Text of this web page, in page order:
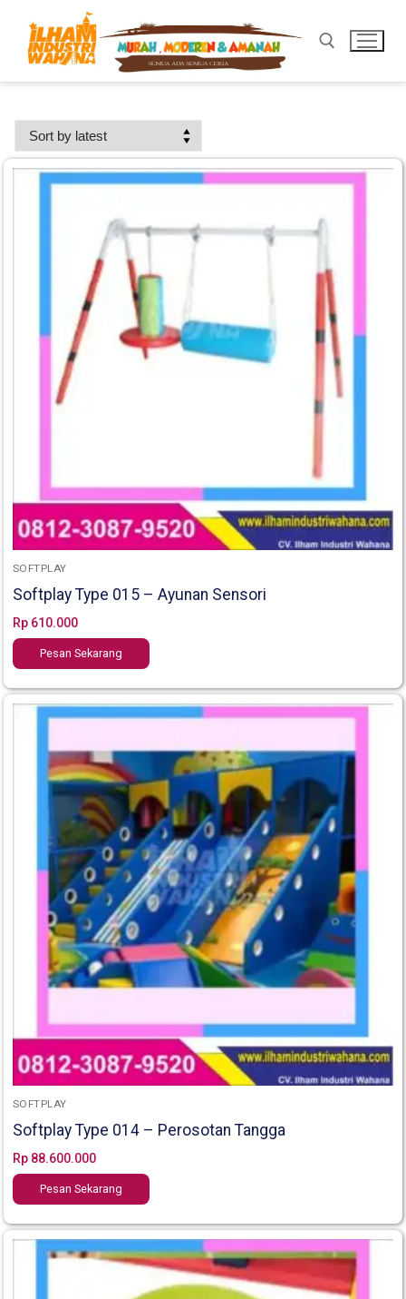
SOFTPLAY
Softplay Type 015 – Ayunan Sensori
Rp610.000
Pesan Sekarang
SOFTPLAY
Softplay Type 014 – Perosotan Tangga
Rp88.600.000
Pesan Sekarang